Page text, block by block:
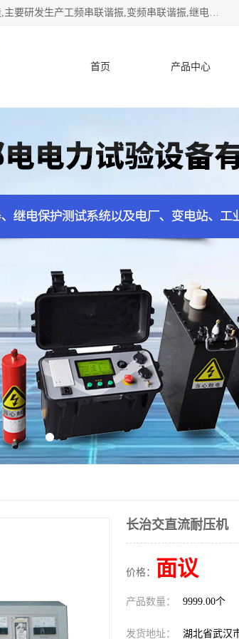
武汉鄂电电力试验设备有限公司专门从事电力电气设备和仪器仪表的设计与制造,主要研发生产工频串联谐振,变频串联谐振,继电保护测试仪,电缆故障测试仪,直流电阻测试仪,接地电阻测试仪等一百多种高品质产品.坚持奉行"质量一,客户至上"的服务宗旨。
首页 产品中心
长治交直流耐压机
价格： 面议
产品数量： 9999.00个
发货地址： 湖北省武汉